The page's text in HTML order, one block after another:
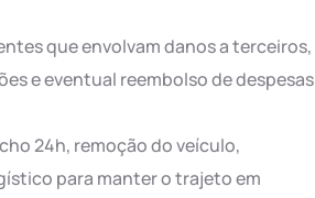
que envolvam danos a terceiros,
e eventual reembolso de despesas
24h, remoção do veículo,
para manter o trajeto em